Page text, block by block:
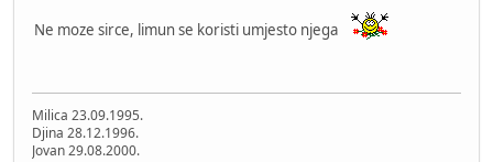
Ne moze sirce, limun se koristi umjesto njega
Milica 23.09.1995.
Djina 28.12.1996.
Jovan 29.08.2000.